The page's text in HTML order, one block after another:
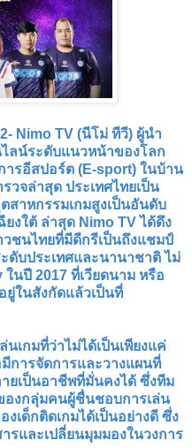
Nimo TV (นีโม่ ทีวี) ผู้นำ
ลน์ระดับแนวหน้าของโลก
ารอีสปอร์ต (E-sport) ในบ้าน
วจล่าสุด ประเทศไทยเป็น
สาหกรรมเกมสูงเป็นอันดับ
งใต้ ล่าสุด Nimo TV ได้ดึง
วชนไทยที่มีดีกรีเป็นถึงแชมป์
ดับประเทศและนานาชาติ ไม่
นปี 2017 ที่เวียดนาม หรือ
ยู่ในสังกัดแล้วเป็นที่
เกมที่ว่าไม่ได้เป็นเพียงแค่
การจัดการและวางแผนที่
ยเป็นอาชีพที่มั่นคงได้ ซึ่งทีม
องกลุ่มคนผู้ชื่นชอบการเล่น
เด็กติดเกมได้เป็นอย่างดี ซึ่ง
รและเปลี่ยนมุมมองในวงการ